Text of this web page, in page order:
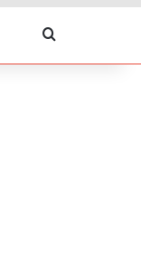
Arama yap